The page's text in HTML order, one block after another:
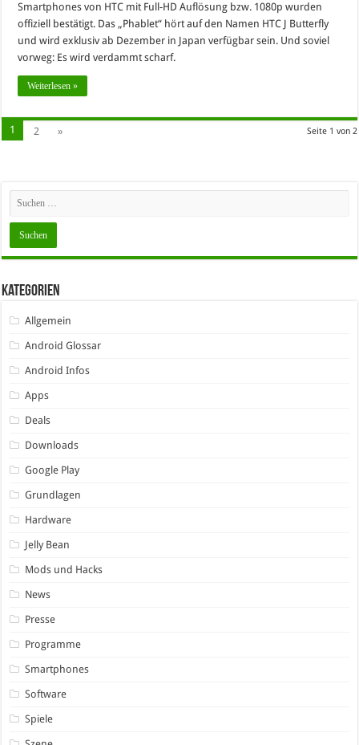
Smartphones von HTC mit Full-HD Auflösung bzw. 1080p wurden
offiziell bestätigt. Das „Phablet“ hört auf den Namen HTC J Butterfly
und wird exklusiv ab Dezember in Japan verfügbar sein. Und soviel
vorweg: Es wird verdammt scharf.
Weiterlesen »
Seite 1 von 2
1 2 »
Kategorien
Allgemein
Android Glossar
Android Infos
Apps
Deals
Downloads
Google Play
Grundlagen
Hardware
Jelly Bean
Mods und Hacks
News
Presse
Programme
Smartphones
Software
Spiele